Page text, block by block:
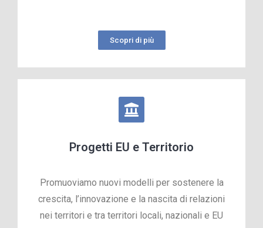
Scopri di più
Progetti EU e Territorio
Promuoviamo nuovi modelli per sostenere la
crescita, l’innovazione e la nascita di relazioni
nei territori e tra territori locali, nazionali e EU